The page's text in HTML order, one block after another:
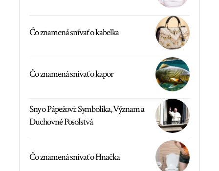
Čo znamená snívať o kabelka
Čo znamená snívať o kapor
Sny o Pápežovi: Symbolika, Význam a
Duchovné Posolstvá
Čo znamená snívať o Hnačka